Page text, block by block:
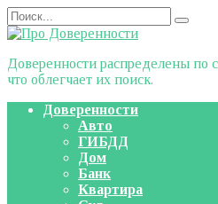
Перейти
к
содержанию
Search
for:
Доверенности распределены по
что облегчает их поиск.
Доверенности
Авто
ГИБДД
Дом
Банк
Квартира